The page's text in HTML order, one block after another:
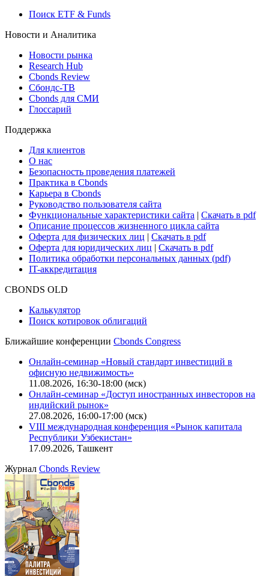
Поиск ETF & Funds
Новости и Аналитика
Новости рынка
Research Hub
Cbonds Review
Сбондс-ТВ
Cbonds для СМИ
Глоссарий
Поддержка
Для клиентов
О нас
Безопасность проведения платежей
Практика в Cbonds
Карьера в Cbonds
Руководство пользователя сайта
Функциональные характеристики сайта | Скачать в pdf
Описание процессов жизненного цикла сайта
Оферта для физических лиц | Скачать в pdf
Оферта для юридических лиц | Скачать в pdf
Политика обработки персональных данных (pdf)
IT-аккредитация
CBONDS OLD
Калькулятор
Поиск котировок облигаций
Ближайшие конференции Cbonds Congress
Онлайн-семинар «Новый стандарт инвестиций в
офисную недвижимость»
11.08.2026, 16:30-18:00 (мск)
Онлайн-семинар «Доступ иностранных инвесторов на
индийский рынок»
27.08.2026, 16:00-17:00 (мск)
VIII международная конференция «Рынок капитала
Республики Узбекистан»
17.09.2026, Ташкент
Журнал Cbonds Review